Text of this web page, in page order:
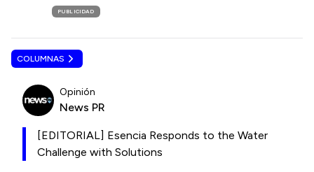
PUBLICIDAD
COLUMNAS
Opinión
News PR
[EDITORIAL] Esencia Responds to the Water
Challenge with Solutions